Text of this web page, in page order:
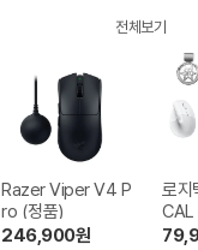
전체보기
Razer Viper V4 P
ro (정품)
246,900원
로지
CAL